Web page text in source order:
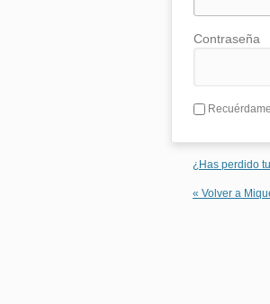
Contraseña
¿Has perdido
« Volver a